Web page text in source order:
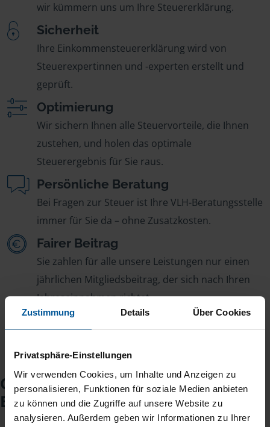
Zustimmung Details Über Cookies
Privatsphäre-Einstellungen
Wir verwenden Cookies, um Inhalte und Anzeigen zu
personalisieren, Funktionen für soziale Medien anbieten
zu können und die Zugriffe auf unsere Website zu
analysieren. Außerdem geben wir Informationen zu Ihrer
wir kümmern uns um Ihre Steuererklärung.
Sicherheit
Ihre Einkommensteuererklärung wird von
Steuerexpertinnen und -experten erstellt und
geprüft.
Optimierung
Wir sichern Ihnen alle Steuervorteile, die Ihnen
zustehen, und holen das optimale
Steuerergebnis für Sie raus.
Persönliche Beratung
Bei Fragen zur Steuer ist Ihre VLH-Beratungsstelle
immer für Sie da – ohne Zusatzkosten.
Fairer Beitrag
Sie zahlen für alle unsere Leistungen nur einen
jährlichen Mitgliedsbeitrag, der sich nach Ihren
Jahreseinnahmen richtet.
Checkliste für Ihr
Beratungsgespräch